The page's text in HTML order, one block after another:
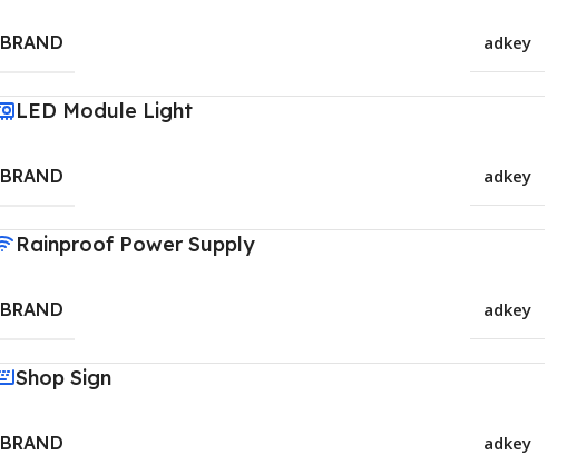
BRAND adkey
LED Module Light
BRAND adkey
Rainproof Power Supply
BRAND adkey
Shop Sign
BRAND adkey